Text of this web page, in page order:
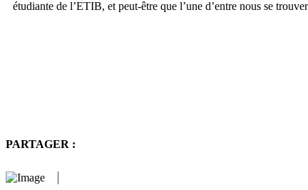
étudiante de l’ETIB, et peut-être que l’une d’entre nous se
PARTAGER :